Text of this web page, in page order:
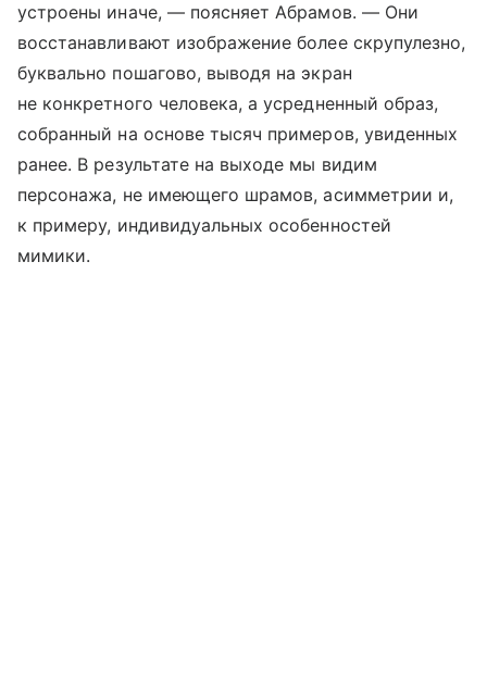
устроены иначе, — поясняет Абрамов. — Они
восстанавливают изображение более скрупулезно,
буквально пошагово, выводя на экран
не конкретного человека, а усредненный образ,
собранный на основе тысяч примеров, увиденных
ранее. В результате на выходе мы видим
персонажа, не имеющего шрамов, асимметрии и,
к примеру, индивидуальных особенностей
мимики.